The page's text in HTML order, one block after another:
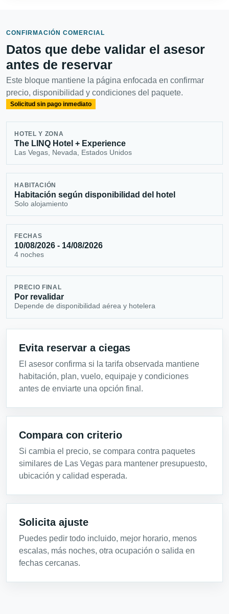
CONFIRMACIÓN COMERCIAL
Datos que debe validar el asesor
antes de reservar
Este bloque mantiene la página enfocada en confirmar
precio, disponibilidad y condiciones del paquete.
Solicitud sin pago inmediato
HOTEL Y ZONA
The LINQ Hotel + Experience
Las Vegas, Nevada, Estados Unidos
HABITACIÓN
Habitación según disponibilidad del hotel
Solo alojamiento
FECHAS
10/08/2026 - 14/08/2026
4 noches
PRECIO FINAL
Por revalidar
Depende de disponibilidad aérea y hotelera
Evita reservar a ciegas
El asesor confirma si la tarifa observada mantiene
habitación, plan, vuelo, equipaje y condiciones
antes de enviarte una opción final.
Compara con criterio
Si cambia el precio, se compara contra paquetes
similares de Las Vegas para mantener presupuesto,
ubicación y calidad esperada.
Solicita ajuste
Puedes pedir todo incluido, mejor horario, menos
escalas, más noches, otra ocupación o salida en
fechas cercanas.